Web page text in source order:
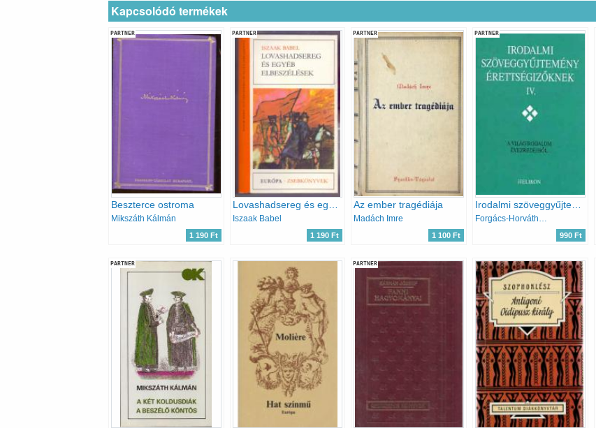
Kapcsolódó termékek
PARTNER
Beszterce ostroma
Mikszáth Kálmán
1 190 Ft
PARTNER
Lovashadsereg és egyéb elbeszélések
Iszaak Babel
1 190 Ft
PARTNER
Az ember tragédiája
Madách Imre
1 100 Ft
PARTNER
Irodalmi szöveggyűjtemény érettségizőknek IV.
Forgács-Horváth-Osztovits-...
990 Ft
PARTNER PARTNER